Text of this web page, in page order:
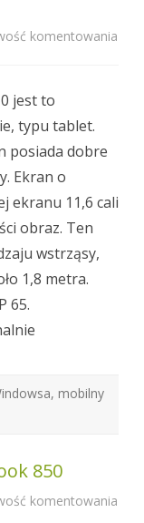
komentowania
jest to
typu tablet.
posiada dobre
Ekran o
ekranu 11,6 cali
obraz. Ten
wstrząsy,
1,8 metra.
65.
, mobilny
850
komentowania